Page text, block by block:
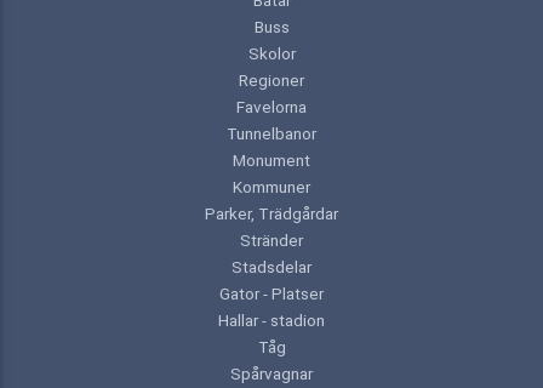
Buss
Skolor
Regioner
Favelorna
Tunnelbanor
Monument
Kommuner
Parker, Trädgårdar
Stränder
Stadsdelar
Gator - Platser
Hallar - stadion
Tåg
Spårvagnar